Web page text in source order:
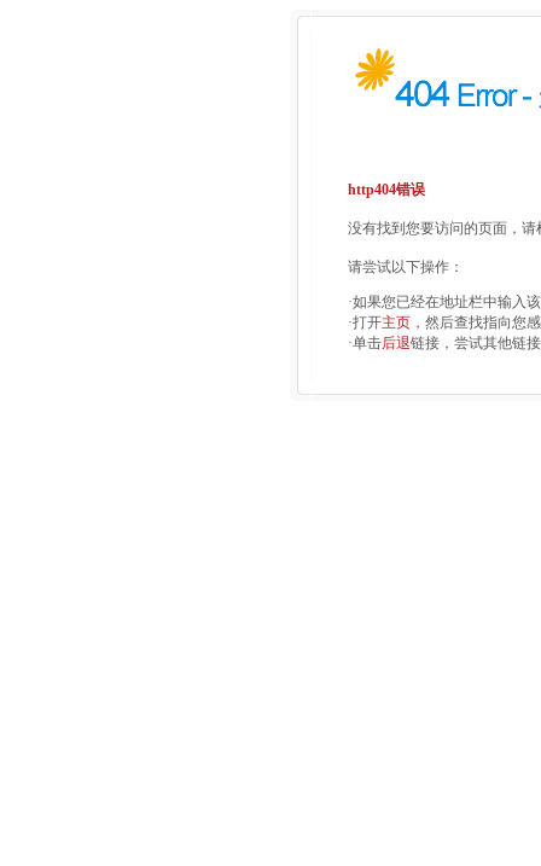
http404错误
没有找到您要访问的页面，
请尝试以下操作：
·如果您已经在地址栏中输入
·打开主页 ，然后查找指向您
·单击后退链接，尝试其他链